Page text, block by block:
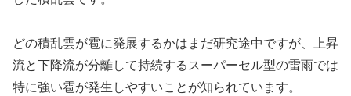
どの積乱雲が雹に発展するかはまだ研究途中ですが、上昇
流と下降流が分離して持続するスーパーセル型の雷雨では
特に強い雹が発生しやすいことが知られています。